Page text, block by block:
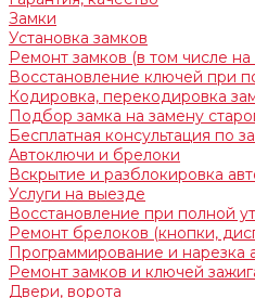
Замки
Установка замков
Ремонт замков (в том числе
Восстановление ключей при
Кодировка, перекодировка
Подбор замка на замену
Бесплатная консультация по
Автоключи и брелоки
Вскрытие и разблокировка
Услуги на выезде
Восстановление при полной
Ремонт брелоков (кнопки,
Программирование и нарезка
Ремонт замков и ключей
Двери, ворота